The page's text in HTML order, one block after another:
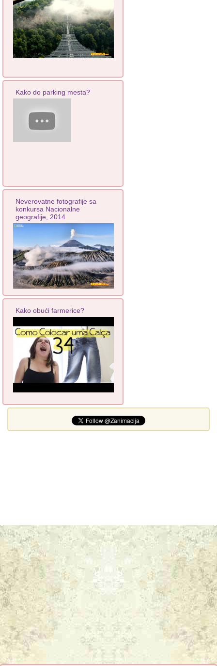
Kako do parking mesta?
Neverovatne fotografije sa
konkursa Nacionalne
geografije, 2014
Kako obući farmerice?